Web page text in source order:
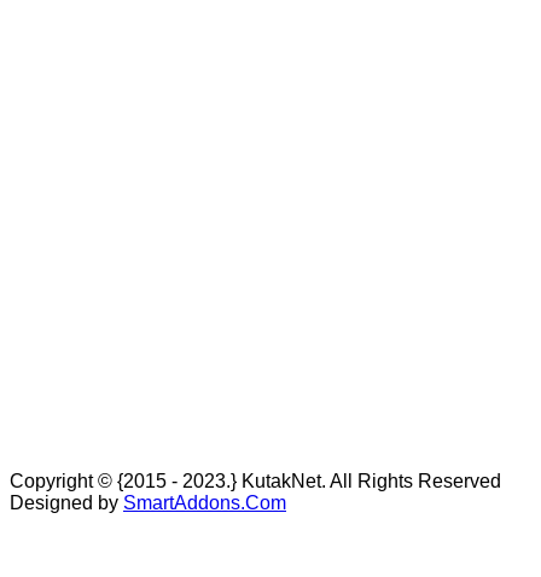
Copyright © {2015 - 2023.} KutakNet. All Rights Reserved
Designed by SmartAddons.Com